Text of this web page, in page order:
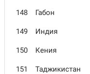
148 Габон
149 Индия
150 Кения
151 Таджикистан